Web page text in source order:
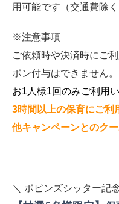
用可能です（交通費除く
※注意事項
ご依頼時や決済時にご
ポン付与はできません。
お1人様1回のみご利用
3時間以上の保育にご利
他キャンペーンとのク
＼ ポピンズシッター記